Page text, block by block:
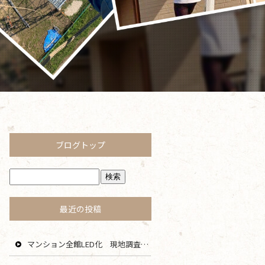
ブログトップ
最近の投稿
マンション全館LED化 現地調査 藤沢 茅ヶ崎 平塚 寒川 エリア